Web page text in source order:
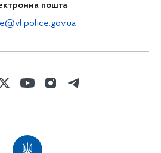
пошта